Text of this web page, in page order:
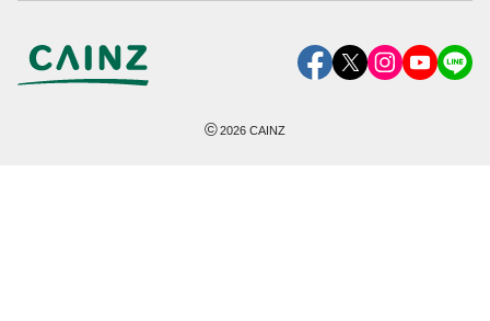
©2026 CAINZ